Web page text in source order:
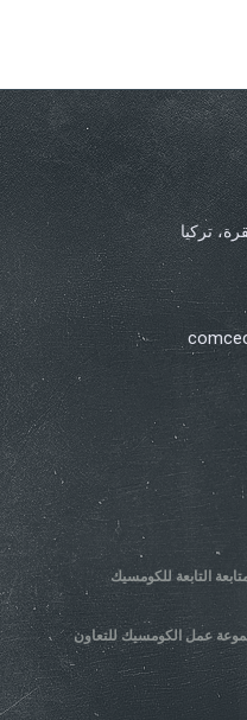
التابعة للكومسيك
عمل الكومسيك للتعاون